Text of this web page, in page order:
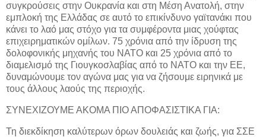
συγκρούσεις στην Ουκρανία και στη Μέση Ανατολή, στην
εμπλοκή της Ελλάδας σε αυτό το επικίνδυνο γαϊτανάκι που
κάνει το λαό μας στόχο για τα συμφέροντα μιας χούφτας
επιχειρηματικών ομίλων. 75 χρόνια από την ίδρυση της
δολοφονικής μηχανής του ΝΑΤΟ και 25 χρόνια από το
διαμελισμό της Γιουγκοσλαβίας από το ΝΑΤΟ και την ΕΕ,
δυναμώνουμε τον αγώνα μας για να ζήσουμε ειρηνικά με
τους άλλους λαούς της περιοχής.
ΣΥΝΕΧΙΖΟΥΜΕ ΑΚΟΜΑ ΠΙΟ ΑΠΟΦΑΣΙΣΤΙΚΑ ΓΙΑ:
Τη διεκδίκηση καλύτερων όρων δουλειάς και ζωής, για ΣΣΕ